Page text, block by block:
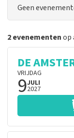
Geen
2 evenementenop
DE
VRIJDAG
9JULI
2027